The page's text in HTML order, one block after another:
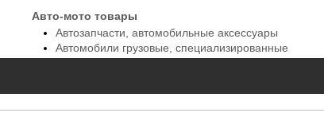
Авто-мото товары
Автозапчасти, автомобильные аксессуары
Автомобили грузовые, специализированные